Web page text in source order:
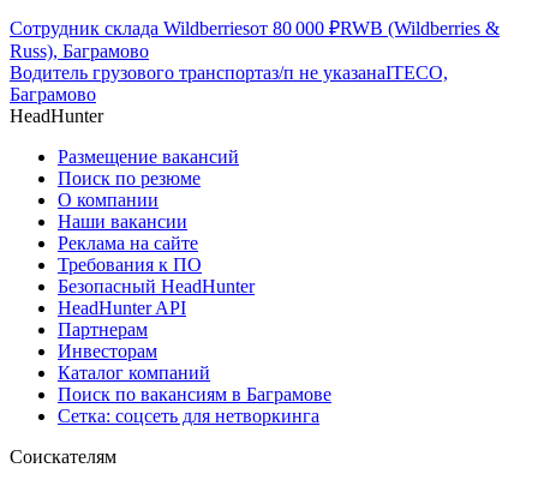
Сотрудник склада Wildberriesот 80 000 ₽RWB (Wildberries &
Russ), Баграмово
Водитель грузового транспортаз/п не указанаITECO,
Баграмово
HeadHunter
Размещение вакансий
Поиск по резюме
О компании
Наши вакансии
Реклама на сайте
Требования к ПО
Безопасный HeadHunter
HeadHunter API
Партнерам
Инвесторам
Каталог компаний
Поиск по вакансиям в Баграмове
Сетка: соцсеть для нетворкинга
Соискателям